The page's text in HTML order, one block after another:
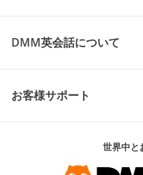
DMM英会話について
お客様サポート
世界中と